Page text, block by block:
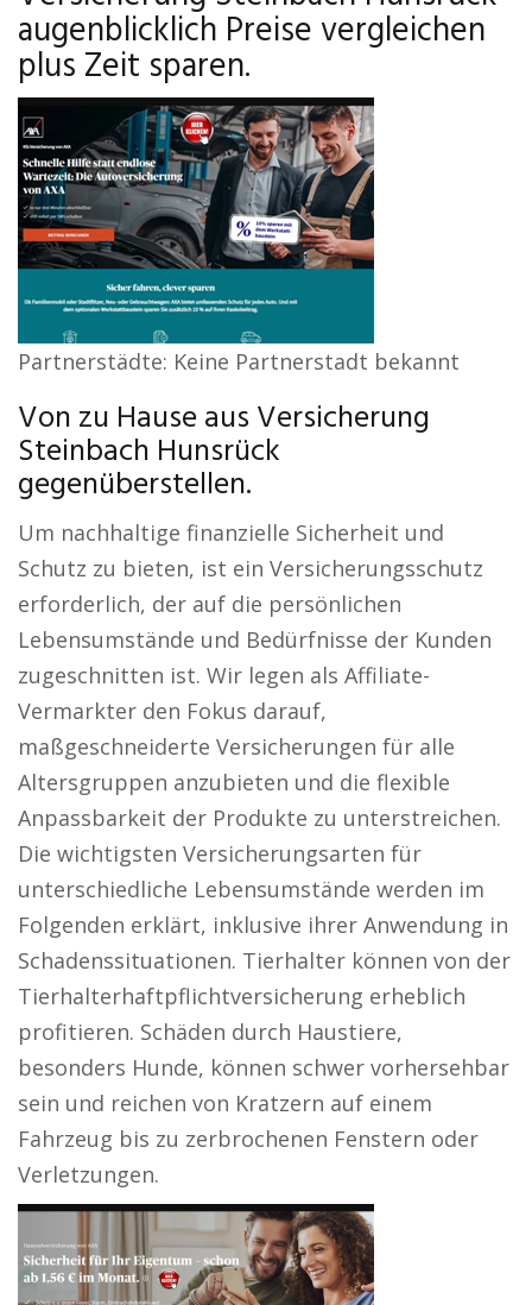
augenblicklich Preise vergleichen
plus Zeit sparen.
Partnerstädte: Keine Partnerstadt bekannt
Von zu Hause aus Versicherung
Steinbach Hunsrück
gegenüberstellen.
Um nachhaltige finanzielle Sicherheit und
Schutz zu bieten, ist ein Versicherungsschutz
erforderlich, der auf die persönlichen
Lebensumstände und Bedürfnisse der Kunden
zugeschnitten ist. Wir legen als Affiliate-
Vermarkter den Fokus darauf,
maßgeschneiderte Versicherungen für alle
Altersgruppen anzubieten und die flexible
Anpassbarkeit der Produkte zu unterstreichen.
Die wichtigsten Versicherungsarten für
unterschiedliche Lebensumstände werden im
Folgenden erklärt, inklusive ihrer Anwendung in
Schadenssituationen. Tierhalter können von der
Tierhalterhaftpflichtversicherung erheblich
profitieren. Schäden durch Haustiere,
besonders Hunde, können schwer vorhersehbar
sein und reichen von Kratzern auf einem
Fahrzeug bis zu zerbrochenen Fenstern oder
Verletzungen.